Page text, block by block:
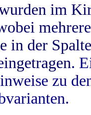
im
in der
zu